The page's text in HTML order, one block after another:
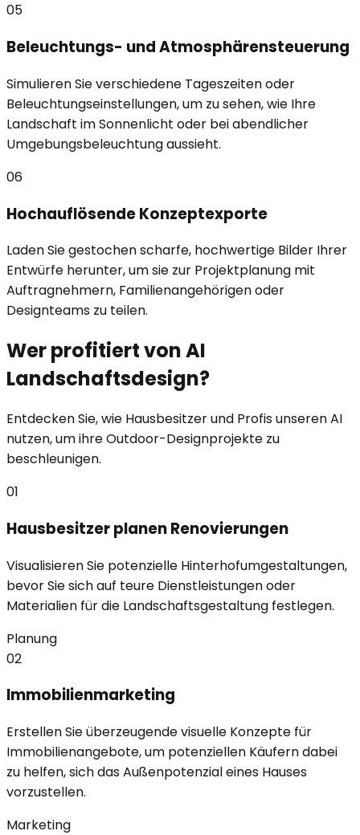
05
Beleuchtungs- und Atmosphärensteuerung
Simulieren Sie verschiedene Tageszeiten oder
Beleuchtungseinstellungen, um zu sehen, wie Ihre
Landschaft im Sonnenlicht oder bei abendlicher
Umgebungsbeleuchtung aussieht.
06
Hochauflösende Konzeptexporte
Laden Sie gestochen scharfe, hochwertige Bilder Ihrer
Entwürfe herunter, um sie zur Projektplanung mit
Auftragnehmern, Familienangehörigen oder
Designteams zu teilen.
Wer profitiert von AI
Landschaftsdesign?
Entdecken Sie, wie Hausbesitzer und Profis unseren AI
nutzen, um ihre Outdoor-Designprojekte zu
beschleunigen.
01
Hausbesitzer planen Renovierungen
Visualisieren Sie potenzielle Hinterhofumgestaltungen,
bevor Sie sich auf teure Dienstleistungen oder
Materialien für die Landschaftsgestaltung festlegen.
Planung
02
Immobilienmarketing
Erstellen Sie überzeugende visuelle Konzepte für
Immobilienangebote, um potenziellen Käufern dabei
zu helfen, sich das Außenpotenzial eines Hauses
vorzustellen.
Marketing